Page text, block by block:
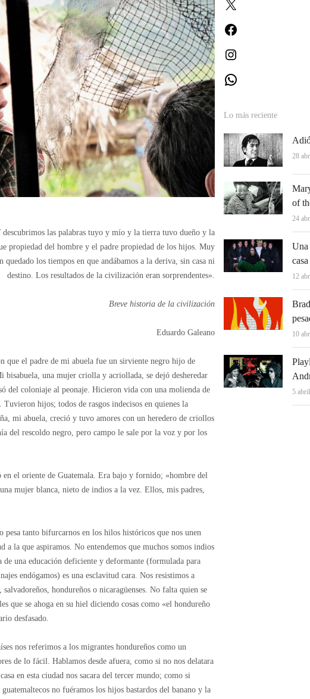
las palabras tuyo y mío y la tierra tuvo dueño y la
propiedad del hombre y el padre propiedad de los hijos. Muy
quedado los tiempos en que andábamos a la deriva, sin casa ni
destino. Los resultados de la civilización eran sorprendentes».
Breve historia de la civilización
Eduardo Galeano
que el padre de mi abuela fue un sirviente negro hijo de
bisabuela, una mujer criolla y acriollada, se dejó desheredar
del coloniaje al peonaje. Hicieron vida con una molienda de
hijos; todos de rasgos indecisos en quienes la
mi abuela, creció y tuvo amores con un heredero de criollos
del rescoldo negro, pero campo le sale por la voz y por los
el oriente de Guatemala. Era bajo y fornido; «hombre del
mujer blanca, nieto de indios a la vez. Ellos, mis padres,
tanto bifurcarnos en los hilos históricos que nos unen
la que aspiramos. No entendemos que muchos somos indios
de una educación deficiente y deformante (formulada para
endógamos) es una esclavitud cara. Nos resistimos a
hondureños o nicaragüenses. No falta quien se
que se ahoga en su hiel diciendo cosas como «el hondureño
desfasado.
nos referimos a los migrantes hondureños como un
de lo fácil. Hablamos desde afuera, como si no nos delatara
en esta ciudad nos sacara del tercer mundo; como si
no fuéramos los hijos bastardos del banano y la
Lo más reciente
28
of
24
Una
12
10
5